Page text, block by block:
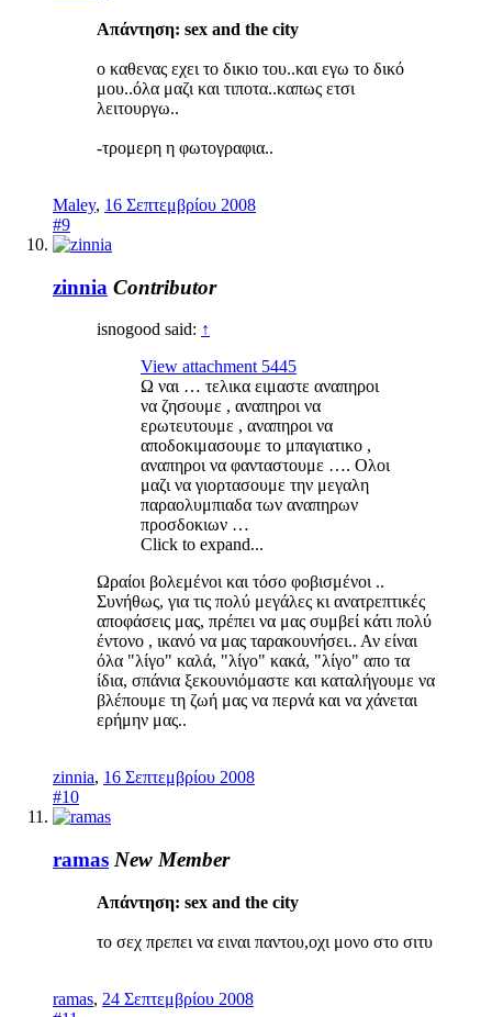
Απάντηση: sex and the city
ο καθενας εχει το δικιο του..και εγω το δικό
μου..όλα μαζι και τιποτα..καπως ετσι
λειτουργω..
-τρομερη η φωτογραφια..
Maley, 16 Σεπτεμβρίου 2008
#9
zinnia Contributor
isnogood said: ↑
View attachment 5445
Ω ναι … τελικα ειμαστε αναπηροι
να ζησουμε , αναπηροι να
ερωτευτουμε , αναπηροι να
αποδοκιμασουμε το μπαγιατικο ,
αναπηροι να φανταστουμε …. Ολοι
μαζι να γιορτασουμε την μεγαλη
παραολυμπιαδα των αναπηρων
προσδοκιων …
Click to expand...
Ωραίοι βολεμένοι και τόσο φοβισμένοι ..
Συνήθως, για τις πολύ μεγάλες κι ανατρεπτικές
αποφάσεις μας, πρέπει να μας συμβεί κάτι πολύ
έντονο , ικανό να μας ταρακουνήσει.. Αν είναι
όλα "λίγο" καλά, "λίγο" κακά, "λίγο" απο τα
ίδια, σπάνια ξεκουνιόμαστε και καταλήγουμε να
βλέπουμε τη ζωή μας να περνά και να χάνεται
ερήμην μας..
zinnia, 16 Σεπτεμβρίου 2008
#10
ramas New Member
Απάντηση: sex and the city
το σεχ πρεπει να ειναι παντου,οχι μονο στο σιτυ
ramas, 24 Σεπτεμβρίου 2008